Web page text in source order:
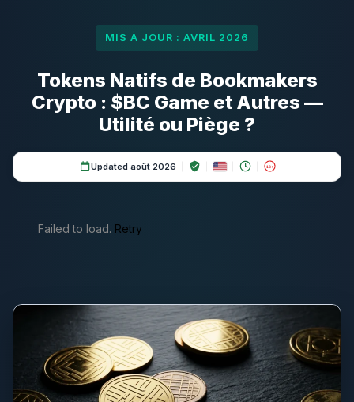
MIS À JOUR : AVRIL 2026
Tokens Natifs de Bookmakers
Crypto : $BC Game et Autres —
Utilité ou Piège ?
Updated août 2026 18+
Failed to load. Retry